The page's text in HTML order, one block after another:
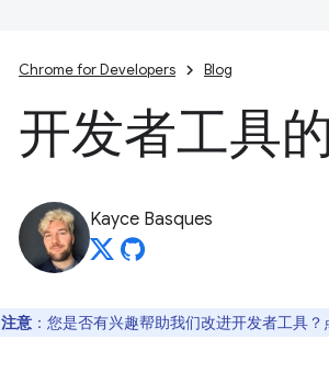
Chrome for Developers Blog
开发者工具
Kayce Basques
注意 ：您是否有兴趣帮助我们改进开发者工具？